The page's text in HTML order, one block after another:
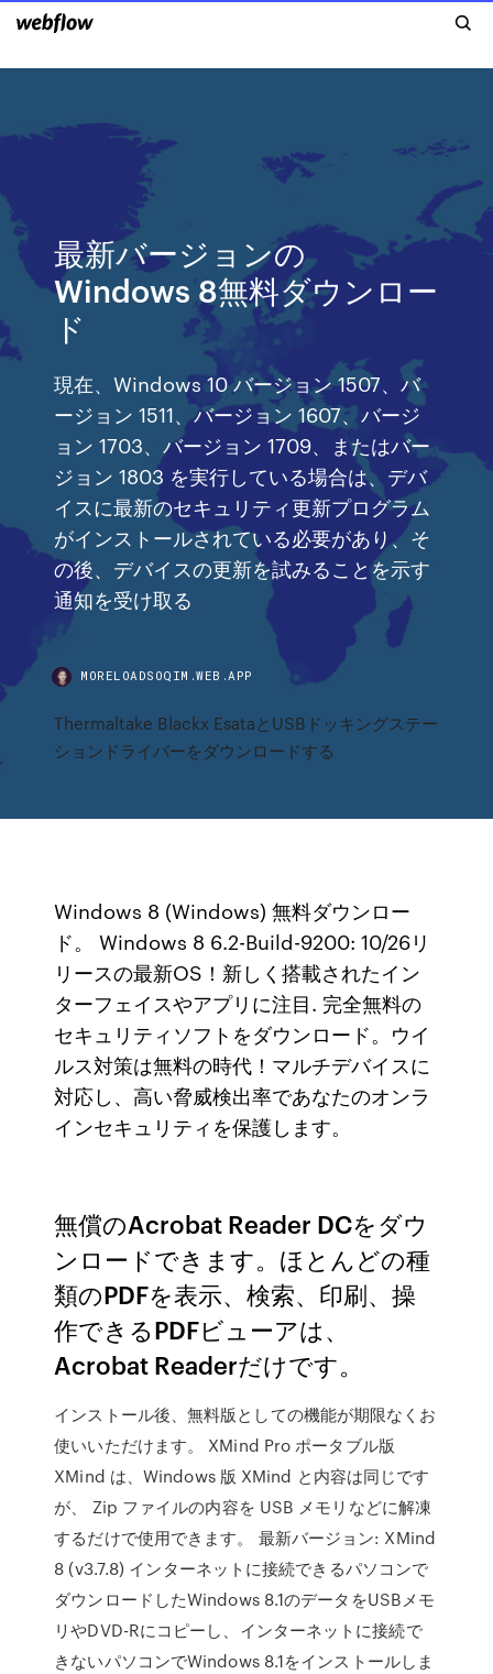
最新バージョンの
Windows 8無料ダウンロー
ド
現在、Windows 10 バージョン 1507、バ
ージョン 1511、バージョン 1607、バージ
ョン 1703、バージョン 1709、またはバー
ジョン 1803 を実行している場合は、デバ
イスに最新のセキュリティ更新プログラム
がインストールされている必要があり、そ
の後、デバイスの更新を試みることを示す
通知を受け取る
MORELOADSOQIM.WEB.APP
Thermaltake Blackx EsataとUSBドッキングステー
ションドライバーをダウンロードする
Windows 8 (Windows) 無料ダウンロー
ド。 Windows 8 6.2-Build-9200: 10/26リ
リースの最新OS！新しく搭載されたイン
ターフェイスやアプリに注目. 完全無料の
セキュリティソフトをダウンロード。ウイ
ルス対策は無料の時代！マルチデバイスに
対応し、高い脅威検出率であなたのオンラ
インセキュリティを保護します。
無償のAcrobat Reader DCをダウ
ンロードできます。ほとんどの種
類のPDFを表示、検索、印刷、操
作できるPDFビューアは、
Acrobat Readerだけです。
インストール後、無料版としての機能が期限なくお
使いいただけます。 XMind Pro ポータブル版
XMind は、Windows 版 XMind と内容は同じです
が、 Zip ファイルの内容を USB メモリなどに解凍
するだけで使用できます。 最新バージョン: XMind
8 (v3.7.8) インターネットに接続できるパソコンで
ダウンロードしたWindows 8.1のデータをUSBメモ
リやDVD-Rにコピーし、インターネットに接続で
きないパソコンでWindows 8.1をインストールしま